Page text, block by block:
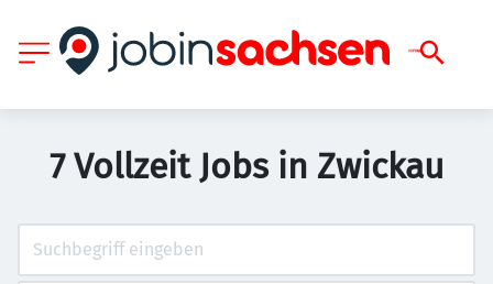
7 Vollzeit Jobs in Zwickau